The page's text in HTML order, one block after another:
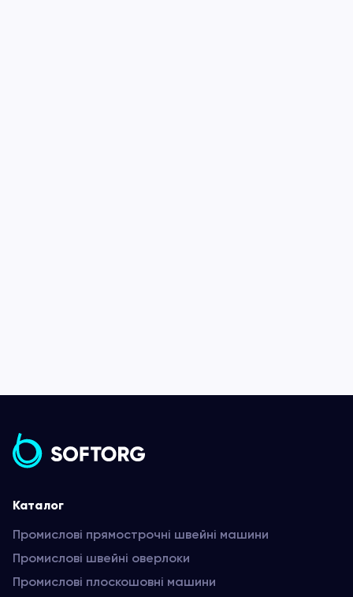
Каталог
Промислові прямострочні швейні машини
Промислові швейні оверлоки
Промислові плоскошовні машини